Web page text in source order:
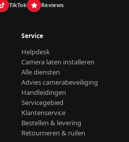
TikTok Reviews
Service
Helpdesk
Camera laten installeren
Alle diensten
Advies camerabeveiliging
Handleidingen
Servicegebied
Klantenservice
Bestellen & levering
Retourneren & ruilen